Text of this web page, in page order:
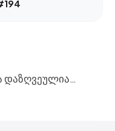
დაზღვეულია…